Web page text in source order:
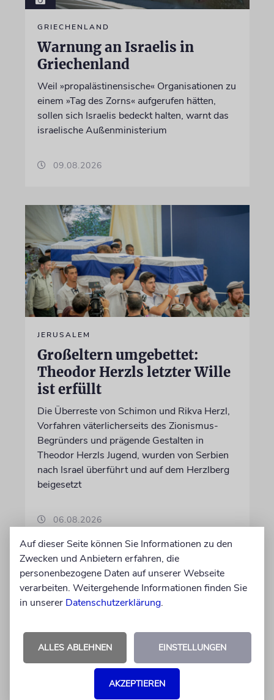
GRIECHENLAND
Warnung an Israelis in
Griechenland
Weil »propalästinensische« Organisationen zu
einem »Tag des Zorns« aufgerufen hätten,
sollen sich Israelis bedeckt halten, warnt das
israelische Außenministerium
09.08.2026
JERUSALEM
Großeltern umgebettet:
Theodor Herzls letzter Wille
ist erfüllt
Die Überreste von Schimon und Rikva Herzl,
Vorfahren väterlicherseits des Zionismus-
Begründers und prägende Gestalten in
Theodor Herzls Jugend, wurden von Serbien
nach Israel überführt und auf dem Herzlberg
beigesetzt
06.08.2026
Auf dieser Seite können Sie Informationen zu den
Zwecken und Anbietern erfahren, die
personenbezogene Daten auf unserer Webseite
verarbeiten. Weitergehende Informationen finden Sie
in unserer Datenschutzerklärung.
ALLES ABLEHNEN EINSTELLUNGEN
AKZEPTIEREN